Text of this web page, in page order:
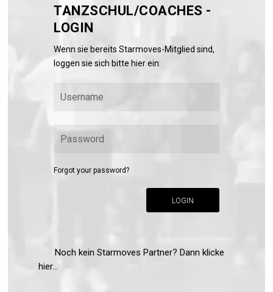
TANZSCHUL/COACHES -
LOGIN
Wenn sie bereits Starmoves-Mitglied sind,
loggen sie sich bitte hier ein:
Forgot your password?
LOGIN
Noch kein Starmoves Partner? Dann klicke
hier...